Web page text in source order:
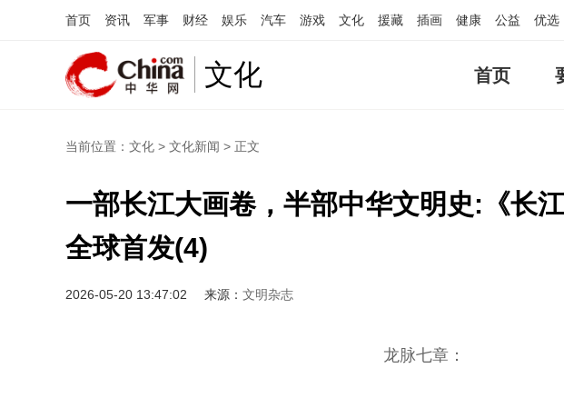
首页 资讯 军事 财经 娱乐 汽车 游戏 文化 援藏 插画 健康 公益 优选
文化 首页
当前位置： 文化 > 文化新闻 > 正文
一部长江大画卷，半部中华文明史:《长
全球首发(4)
2026-05-20 13:47:02 来源： 文明杂志
龙脉七章：